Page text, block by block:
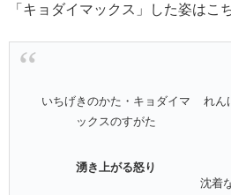
「キョダイマックス」した姿はこ
いちげきのかた・キョダイマ
ックスのすがた
れん
湧き上がる怒り
沈着